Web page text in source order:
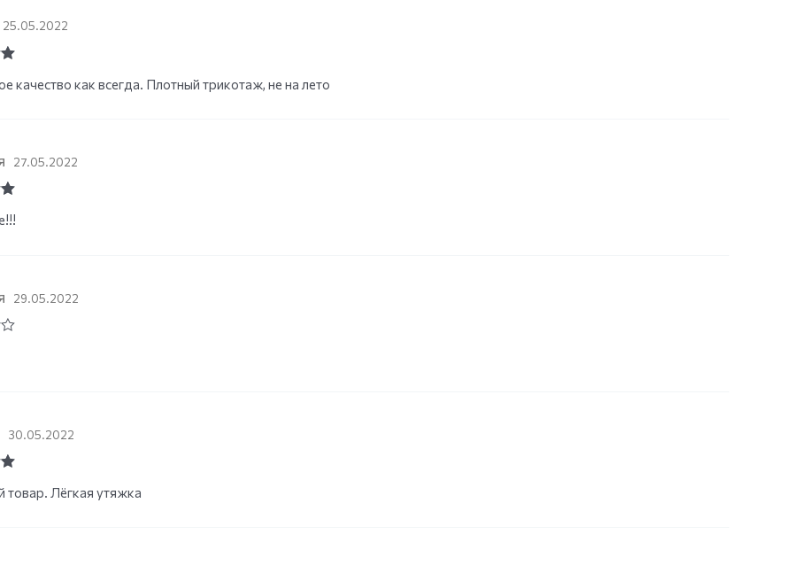
25.05.2022
качество как всегда. Плотный трикотаж, не на лето
27.05.2022
29.05.2022
30.05.2022
товар. Лёгкая утяжка